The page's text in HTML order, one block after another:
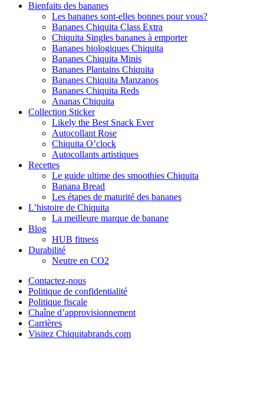
Bienfaits des bananes
Les bananes sont-elles bonnes pour vous?
Bananes Chiquita Class Extra
Chiquita Singles bananes à emporter
Bananes biologiques Chiquita
Bananes Chiquita Minis
Bananes Plantains Chiquita
Bananes Chiquita Manzanos
Bananes Chiquita Reds
Ananas Chiquita
Collection Sticker
Likely the Best Snack Ever
Autocollant Rose
Chiquita O’clock
Autocollants artistiques
Recettes
Le guide ultime des smoothies Chiquita
Banana Bread
Les étapes de maturité des bananes
L’histoire de Chiquita
La meilleure marque de banane
Blog
HUB fitness
Durabilité
Neutre en CO2
Contactez-nous
Politique de confidentialité
Politique fiscale
Chaîne d’approvisionnement
Carrières
Visitez Chiquitabrands.com